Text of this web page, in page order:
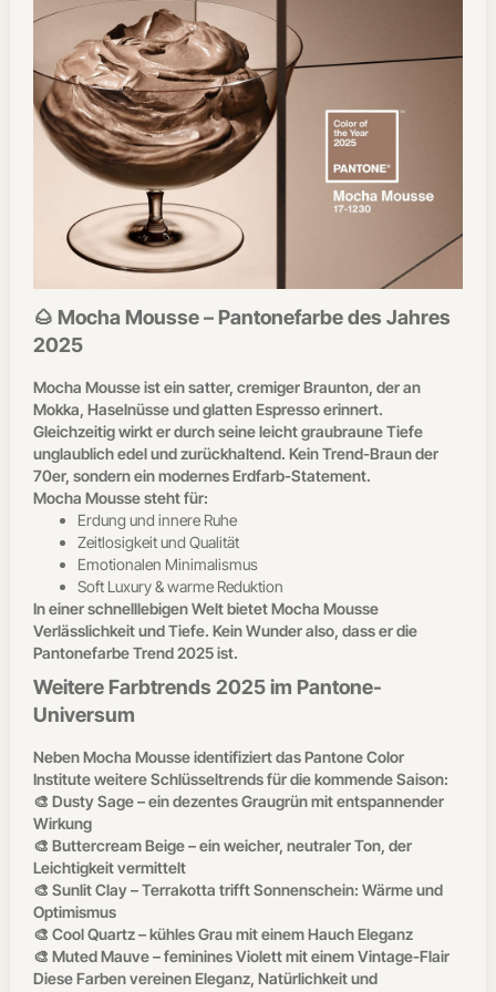
🌰 Mocha Mousse – Pantonefarbe des Jahres
2025
Mocha Mousse ist ein satter, cremiger Braunton, der an
Mokka, Haselnüsse und glatten Espresso erinnert.
Gleichzeitig wirkt er durch seine leicht graubraune Tiefe
unglaublich edel und zurückhaltend. Kein Trend-Braun der
70er, sondern ein modernes Erdfarb-Statement.
Mocha Mousse steht für:
Erdung und innere Ruhe
Zeitlosigkeit und Qualität
Emotionalen Minimalismus
Soft Luxury & warme Reduktion
In einer schnelllebigen Welt bietet Mocha Mousse
Verlässlichkeit und Tiefe. Kein Wunder also, dass er die
Pantonefarbe Trend 2025 ist.
Weitere Farbtrends 2025 im Pantone-
Universum
Neben Mocha Mousse identifiziert das Pantone Color
Institute weitere Schlüsseltrends für die kommende Saison:
🎨 Dusty Sage – ein dezentes Graugrün mit entspannender
Wirkung
🎨 Buttercream Beige – ein weicher, neutraler Ton, der
Leichtigkeit vermittelt
🎨 Sunlit Clay – Terrakotta trifft Sonnenschein: Wärme und
Optimismus
🎨 Cool Quartz – kühles Grau mit einem Hauch Eleganz
🎨 Muted Mauve – feminines Violett mit einem Vintage-Flair
Diese Farben vereinen Eleganz, Natürlichkeit und